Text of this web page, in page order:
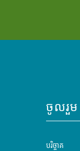
ចូលរួម
បរិច្ចាគ